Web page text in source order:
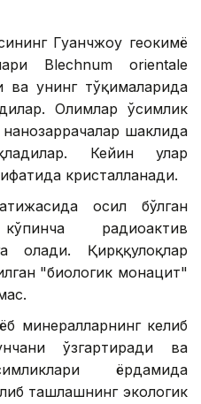
Гуанчжоу геокимё
Blechnum orientale
ва унинг тўқималарида
Олимлар ўсимлик
шаклида
Кейин улар
кристалланади.
ҳосил бўлган
радиоактив
олади. Қирққулоқлар
"биологик монацит"
минералларнинг келиб
ўзгартиради ва
ёрдамида
ташлашнинг экологик